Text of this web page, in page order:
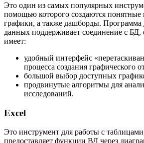
Это один из самых популярных
помощью которого создаются понятные
графики, а также дашборды. Программа
данных поддерживает соединение с
имеет:
удобный интерфейс
процесса создания графического
большой выбор доступных
продвинутые алгоритмы для
исследований.
Excel
Это инструмент для работы с
предоставляет функции ВД через